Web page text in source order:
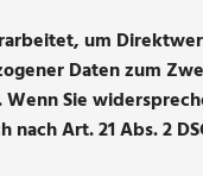
um
Daten zum
Sie
Art. 21 Abs. 2